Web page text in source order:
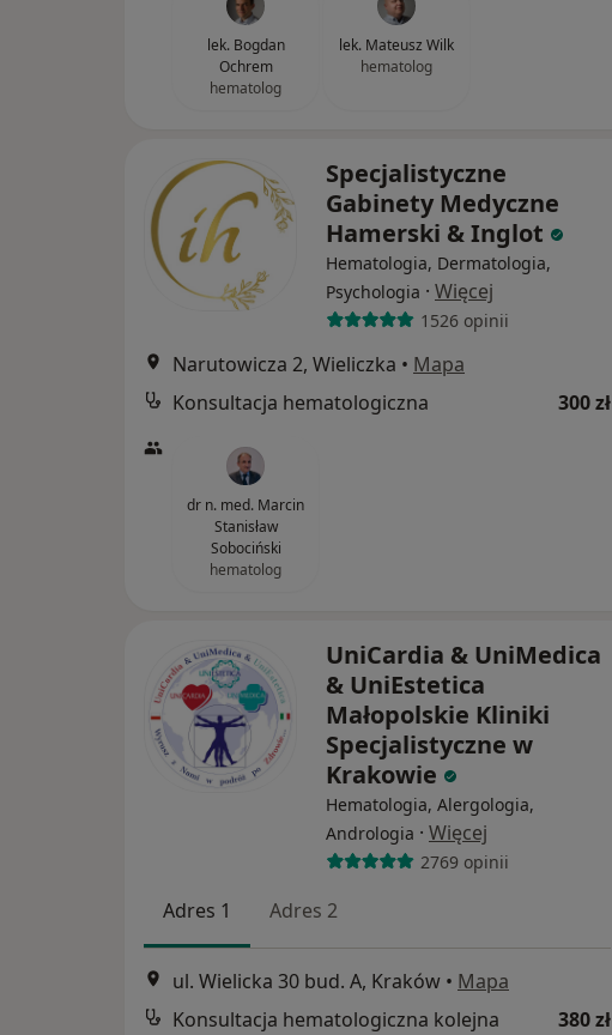
lek. Bogdan
Ochrem
hematolog
lek. Mateusz Wilk
hematolog
Specjalistyczne
Gabinety Medyczne
Hamerski & Inglot
Hematologia, Dermatologia,
Psychologia · Więcej
1526 opinii
Narutowicza 2, Wieliczka • Mapa
Konsultacja hematologiczna
300 zł
dr n. med. Marcin
Stanisław
Sobociński
hematolog
UniCardia & UniMedica
& UniEstetica
Małopolskie Kliniki
Specjalistyczne w
Krakowie
Hematologia, Alergologia,
Andrologia · Więcej
2769 opinii
Adres 1 Adres 2
ul. Wielicka 30 bud. A, Kraków • Mapa
Konsultacja hematologiczna kolejna
380 zł